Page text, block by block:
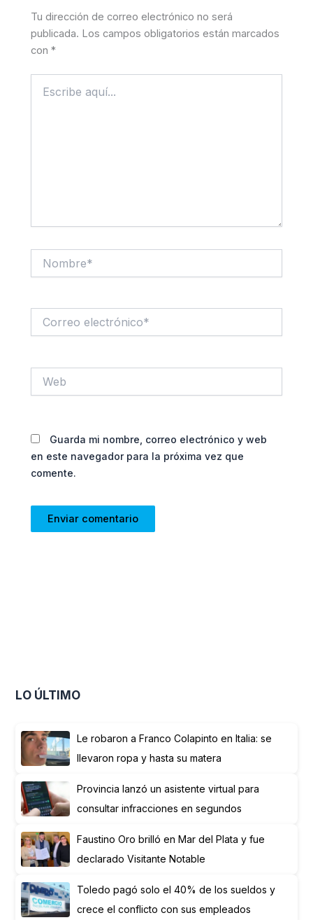
Tu dirección de correo electrónico no será
publicada. Los campos obligatorios están marcados
con*
aquí...
electrónico*
Guarda mi nombre, correo electrónico y web
en este navegador para la próxima vez que
comente.
LO ÚLTIMO
Le robaron a Franco Colapinto en Italia: se
llevaron ropa y hasta su matera
Provincia lanzó un asistente virtual para
consultar infracciones en segundos
Faustino Oro brilló en Mar del Plata y fue
declarado Visitante Notable
Toledo pagó solo el 40% de los sueldos y
crece el conflicto con sus empleados